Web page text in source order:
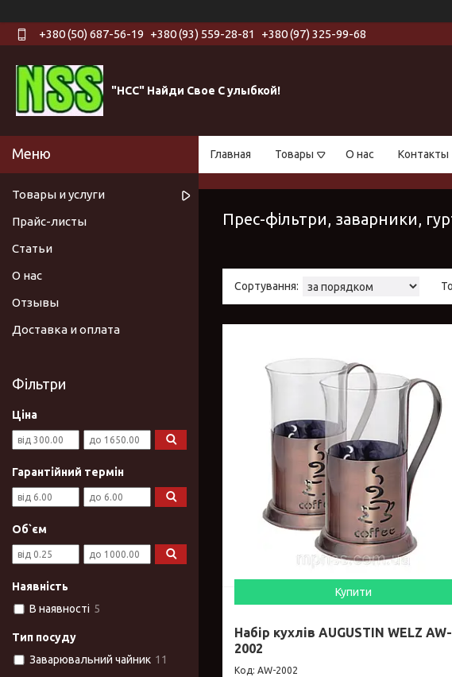
+380 (50) 687-56-19 +380 (93) 559-28-81 +380 (97) 325-99-68
"НСС" Найди Свое С улыбкой!
Главная Товары О нас Контакты
Прес-фільтри, заварники,
Купити
Набір кухлів AUGUSTIN WELZ AW-
2002
AW-2002
Товары и услуги
Прайс-листы
Статьи
О нас
Отзывы
Доставка и оплата
Фільтри
Ціна
Гарантійний термін
Об`єм
Наявність
В наявності 5
Тип посуду
Заварювальний чайник 11